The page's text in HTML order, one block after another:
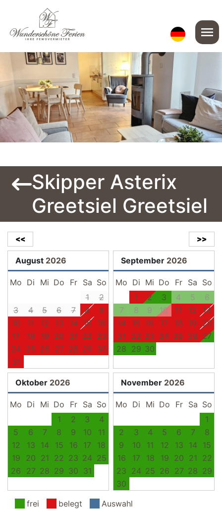
menu
Skipper Asterix
Greetsiel Greetsiel
>>
<<
August 2026
Mo Di Mi Do Fr Sa So
1
2
3
4 5 6 7 8
9
10
11 12 13 14 15
16
17
18 19 20 21 22 23
24 25 26 27 28 29 30
31
September 2026
Mo Di Mi Do Fr Sa So
1
2 3 4 5
6
7
8 9 10 11 12
13
14
15 16 17 18 19
20
21
22 23 24 25 26 27
28 29 30
Oktober 2026
Mo Di Mi Do Fr Sa So
1
2 3
4
5
6 7 8 9 10
11
12
13 14 15 16 17
18
19
20 21 22 23 24 25
26
27 28 29 30 31
November 2026
Mo Di Mi Do Fr Sa So
1
2
3 4 5 6 7
8
9
10 11 12 13 14
15
16
17 18 19 20 21
22
23 24 25 26 27 28 29
30
frei
belegt Auswahl